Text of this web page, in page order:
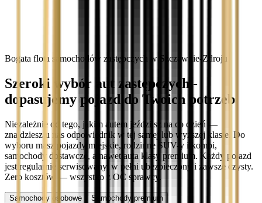
Bogata flota samochodów zastępczych w Szczawnie-Zdroju
Szeroki wybór aut zastępczych -
dopasujemy pojazd do Twoich potrzeb
Niezależnie od tego, jakim autem jeździisz na co dzień —
znajdziesz u nas odpowiednik w tej samej lub wyższej klasie. Do
wyboru masz pojazdy miejskie, rodzinne SUV-y i kombi,
samochody dostawcze, a nawet auta klasy premium. Każdy pojazd
jest regularnie serwisowany, w pełni ubezpieczony i zawsze czysty.
Zero kosztów — wszystko z OC sprawcy.
Samochody osobowe
Samochody premium